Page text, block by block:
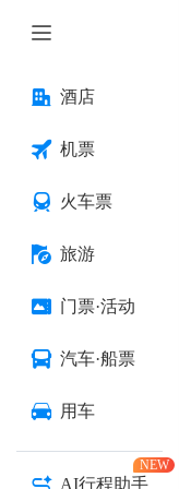
酒店
机票
火车票
旅游
门票·活动
汽车·船票
用车
AI行程助手
NEW